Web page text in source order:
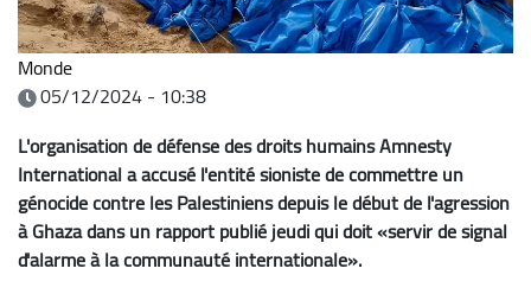
Monde
05/12/2024 - 10:38
L'organisation de défense des droits humains Amnesty
International a accusé l'entité sioniste de commettre un
génocide contre les Palestiniens depuis le début de l'agression
à Ghaza dans un rapport publié jeudi qui doit «servir de signal
d'alarme à la communauté internationale».